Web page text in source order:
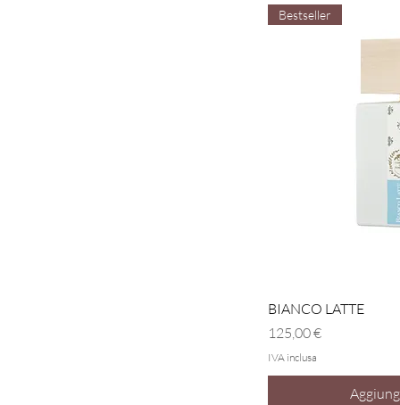
Bestseller
BIANCO LATTE
Prezzo
125,00 €
IVA inclusa